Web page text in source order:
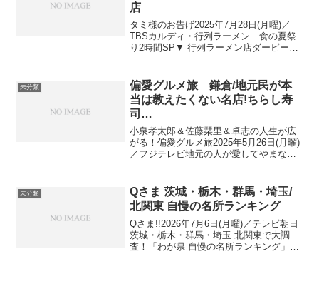
店
タミ様のお告げ2025年7月28日(月曜)／
TBSカルディ・行列ラーメン…食の夏祭
り2時間SP▼ 行列ラーメン店ダービーに
店）全国行列ラーメン店ダービー出演
者：ヒロミ、東...
未分類
偏愛グルメ旅 鎌倉/地元民が本
当は教えたくない名店!ちらし寿
司…
小泉孝太郎＆佐藤栞里＆卓志の人生が広
がる！偏愛グルメ旅2025年5月26日(月曜)
／フジテレビ地元の人が愛してやまない
栞里、アンタッチャブル 柴田 …月９ド
ラマで話題！...
未分類
Qさま 茨城・栃木・群馬・埼玉/
北関東 自慢の名所ランキング
Qさま!!2026年7月6日(月曜)／テレビ朝日
茨城・栃木・群馬・埼玉 北関東で大調
査！「わが県 自慢の名所ランキング」今